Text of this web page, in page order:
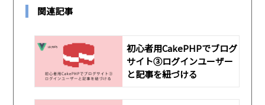
関連記事
初心者用CakePHPでブログ
サイト③ログインユーザー
と記事を紐づける